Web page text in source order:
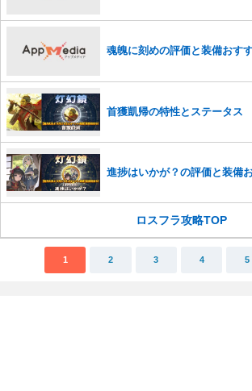
魂魄に刻めの評価と装備おす
首獲凱帰の特性とステータス
進捗はいかが？の評価と装備
ロスフラ攻略TOP
1 2 3 4 5